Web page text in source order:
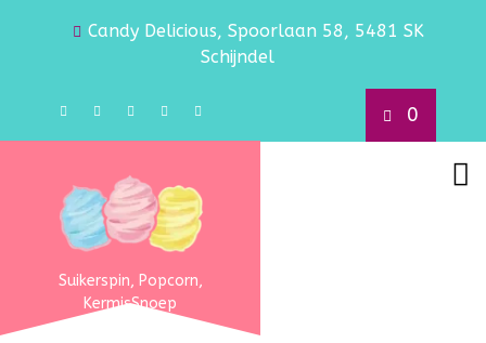
Candy Delicious, Spoorlaan 58, 5481 SK
Schijndel
0
Suikerspin, Popcorn,
KermisSnoep